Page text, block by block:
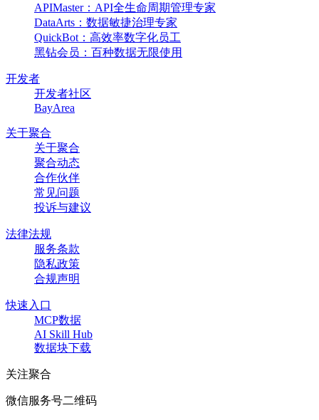
APIMaster：API全生命周期管理专家
DataArts：数据敏捷治理专家
QuickBot：高效率数字化员工
黑钻会员：百种数据无限使用
开发者
开发者社区
BayArea
关于聚合
关于聚合
聚合动态
合作伙伴
常见问题
投诉与建议
法律法规
服务条款
隐私政策
合规声明
快速入口
MCP数据
AI Skill Hub
数据块下载
关注聚合
微信服务号二维码